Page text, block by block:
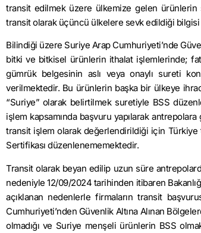
transit edilmek üzere ülkemize gelen
transit olarak üçüncü ülkelere sevk edildiği
Bilindiği üzere Suriye Arap Cumhuriyeti’nde
bitki ve bitkisel ürünlerin ithalat işlemlerinde;
gümrük belgesinin aslı veya onaylı sureti
verilmektedir. Bu ürünlerin başka bir ülkeye
“Suriye” olarak belirtilmek suretiyle BSS
işlem kapsamında başvuru yapılarak
transit işlem olarak değerlendirildiği için Türkiye
Sertifikası düzenlenememektedir.
Transit olarak beyan edilip uzun süre
nedeniyle 12/09/2024 tarihinden itibaren
açıklanan nedenlerle firmaların transit
Cumhuriyeti’nden Güvenlik Altına Alınan
olmadığı ve Suriye menşeli ürünlerin BSS